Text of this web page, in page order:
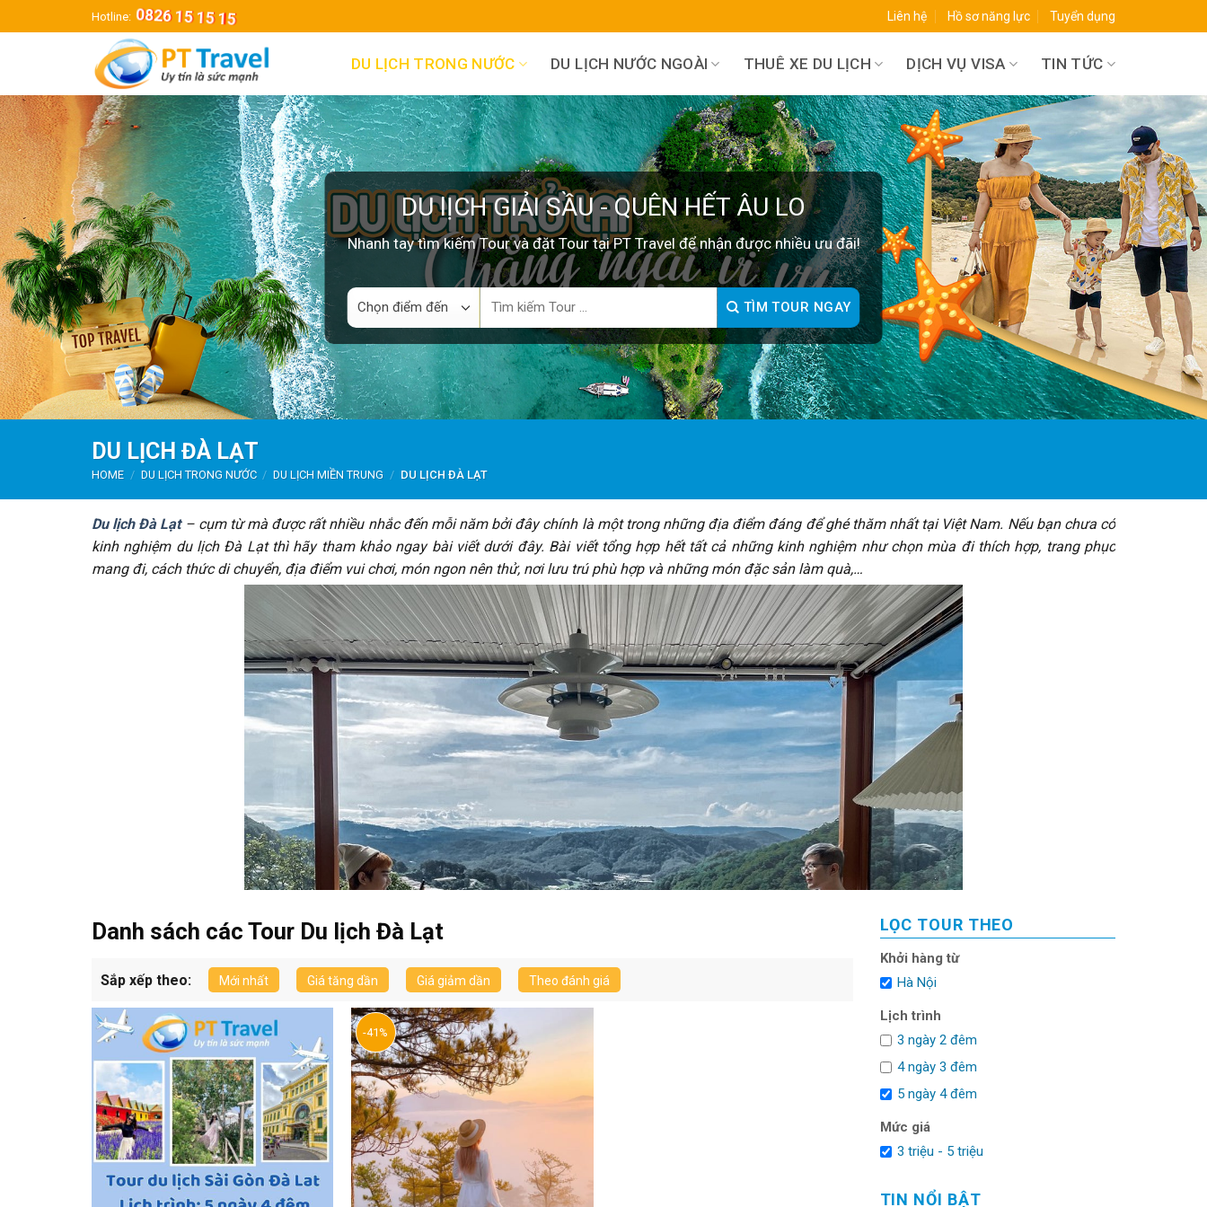
to
Hotline: 0826 15 15 15 Liên hệ Hồ sơ năng lực Tuyển dụng
DU LỊCH TRONG NƯỚC DU LỊCH NƯỚC NGOÀI THUÊ XE DU LỊCH DỊCH VỤ VISA TIN TỨC
DU lỊCH GIẢI SẦU - QUÊN HẾT ÂU LO
Nhanh tay tìm kiếm Tour và đặt Tour tại PT Travel để nhận được nhiều ưu đãi!
TÌM TOUR NGAY
DU LỊCH ĐÀ LẠT
HOME / DU LỊCH TRONG NƯỚC / DU LỊCH MIỀN TRUNG / DU LỊCH ĐÀ LẠT
Du lịch Đà Lạt– cụm từ mà được rất nhiều nhắc đến mỗi năm bởi đây chính là một trong những địa điểm đáng để ghé thăm nhất tại Việt Nam. Nếu bạn chưa có
kinh nghiệm du lịch Đà Lạt thì hãy tham khảo ngay bài viết dưới đây. Bài viết tổng hợp hết tất cả những kinh nghiệm như chọn mùa đi thích hợp, trang phục
mang đi, cách thức di chuyển, địa điểm vui chơi, món ngon nên thử, nơi lưu trú phù hợp và những món đặc sản làm quà,…
Tư vấn chương trình tour chỉ sau 15 phút hoặc gọi Hotline 0826 15 15 15
TƯ VẤN CHO TÔI
Danh sách các Tour Du lịch Đà Lạt
Sắp xếp theo: Mới nhất Giá tăng dần Giá giảm dần Theo đánh giá
-41%
LỌC TOUR THEO
Khởi hàng từ
Hà Nội
Lịch trình
3 ngày 2 đêm
4 ngày 3 đêm
5 ngày 4 đêm
Mức giá
3 triệu - 5 triệu
TIN NỔI BẬT